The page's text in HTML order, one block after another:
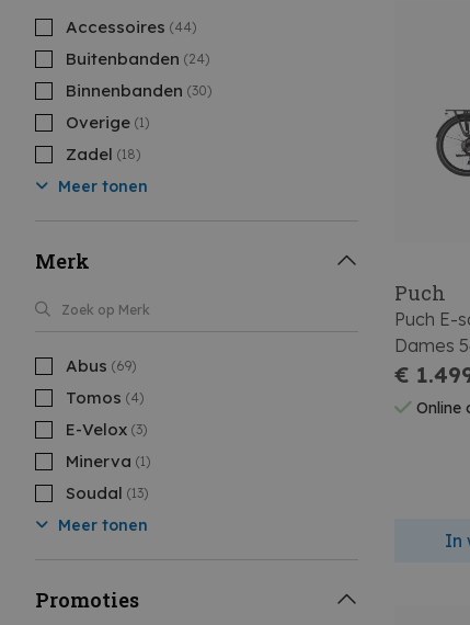
Accessoires (44)
Buitenbanden (24)
Binnenbanden (30)
Overige (1)
Zadel (18)
Meer tonen
Merk
Abus (69)
Tomos (4)
E-Velox (3)
Minerva (1)
Soudal (13)
Meer tonen
Promoties
Puch
Puch E-
Dames
€
Online
In